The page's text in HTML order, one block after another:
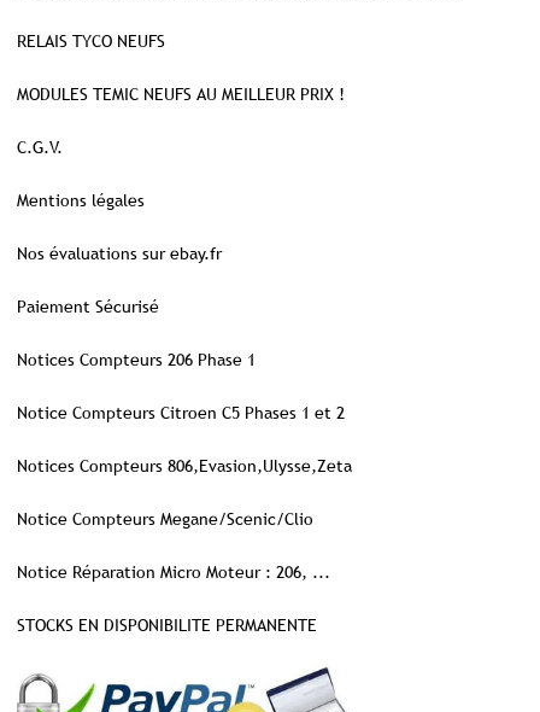
RELAIS TYCO NEUFS
MODULES TEMIC NEUFS AU MEILLEUR PRIX !
C.G.V.
Mentions légales
Nos évaluations sur ebay.fr
Paiement Sécurisé
Notices Compteurs 206 Phase 1
Notice Compteurs Citroen C5 Phases 1 et 2
Notices Compteurs 806,Evasion,Ulysse,Zeta
Notice Compteurs Megane/Scenic/Clio
Notice Réparation Micro Moteur : 206, ...
STOCKS EN DISPONIBILITE PERMANENTE